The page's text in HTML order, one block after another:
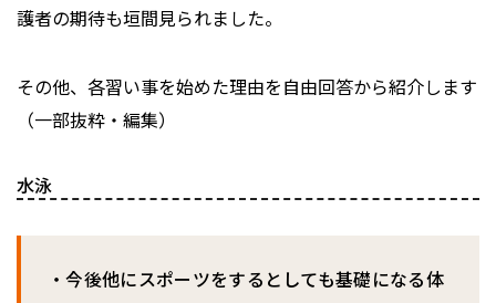
護者の期待も垣間見られました。
その他、各習い事を始めた理由を自由回答から紹介します
（一部抜粋・編集）
水泳
・今後他にスポーツをするとしても基礎になる体